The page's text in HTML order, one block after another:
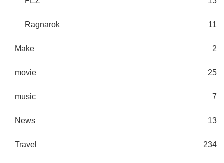
Ragnarok 11
Make 2
movie 25
music 7
News 13
Travel 234